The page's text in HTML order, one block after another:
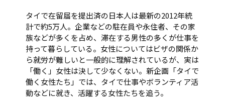
タイで在留届を提出済の日本人は最新の2012年統
計で約5万人。企業などの駐在員や永住者、その家
族などが多くを占め、滞在する男性の多くが仕事を
持って暮らしている。女性についてはビザの関係か
ら就労が難しいと一般的に理解されているが、実は
「働く」女性は決して少なくない。新企画「タイで
働く女性たち」では、タイで仕事やボランティア活
動などに就き、活躍する女性たちを追う。